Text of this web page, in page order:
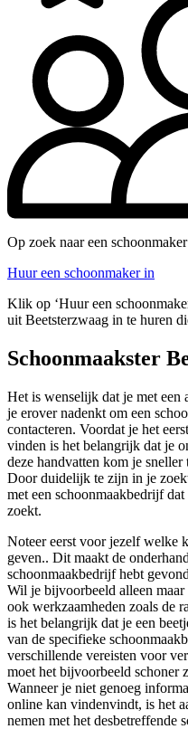
Op zoek naar een
Huur een schoonmaker in
Klik op ‘Huur een
uit Beetsterzwaag in te huren
Schoonmaakster
Het is wenselijk dat je met een
je erover nadenkt om een
contacteren. Voordat je het
vinden is het belangrijk dat je
deze handvatten kom je
Door duidelijk te zijn in je
met een schoonmaakbedrijf
zoekt.
Noteer eerst voor jezelf welke
geven.. Dit maakt de
schoonmaakbedrijf hebt
Wil je bijvoorbeeld alleen
ook werkzaamheden zoals de
is het belangrijk dat je een
van de specifieke
verschillende vereisten voor
moet het bijvoorbeeld schoner
Wanneer je niet genoeg
online kan vindenvindt, is het
nemen met het desbetreffende